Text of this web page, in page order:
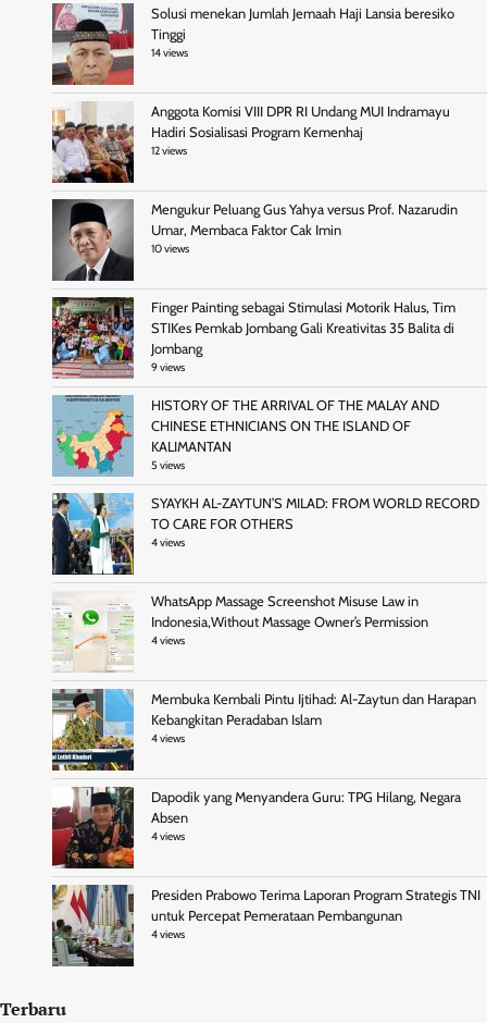
Solusi menekan Jumlah Jemaah Haji Lansia beresiko
Tinggi
14 views
Anggota Komisi VIII DPR RI Undang MUI Indramayu
Hadiri Sosialisasi Program Kemenhaj
12 views
Mengukur Peluang Gus Yahya versus Prof. Nazarudin
Umar, Membaca Faktor Cak Imin
10 views
Finger Painting sebagai Stimulasi Motorik Halus, Tim
STIKes Pemkab Jombang Gali Kreativitas 35 Balita di
Jombang
9 views
HISTORY OF THE ARRIVAL OF THE MALAY AND
CHINESE ETHNICIANS ON THE ISLAND OF
KALIMANTAN
5 views
SYAYKH AL-ZAYTUN’S MILAD: FROM WORLD RECORD
TO CARE FOR OTHERS
4 views
WhatsApp Massage Screenshot Misuse Law in
Indonesia,Without Massage Owner’s Permission
4 views
Membuka Kembali Pintu Ijtihad: Al-Zaytun dan Harapan
Kebangkitan Peradaban Islam
4 views
Dapodik yang Menyandera Guru: TPG Hilang, Negara
Absen
4 views
Presiden Prabowo Terima Laporan Program Strategis TNI
untuk Percepat Pemerataan Pembangunan
4 views
Terbaru